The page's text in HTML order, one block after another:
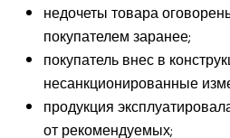
недочеты товара
покупателем заранее;
покупатель внес в
несанкционированные
продукция
от рекомендуемых;